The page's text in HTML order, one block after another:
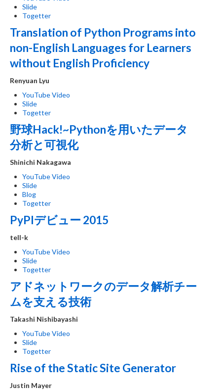
Slide
Togetter
Translation of Python Programs into
non-English Languages for Learners
without English Proficiency
Renyuan Lyu
YouTube Video
Slide
Togetter
野球Hack!~Pythonを用いたデータ
分析と可視化
Shinichi Nakagawa
YouTube Video
Slide
Blog
Togetter
PyPIデビュー 2015
tell-k
YouTube Video
Slide
Togetter
アドネットワークのデータ解析チー
ムを支える技術
Takashi Nishibayashi
YouTube Video
Slide
Togetter
Rise of the Static Site Generator
Justin Mayer